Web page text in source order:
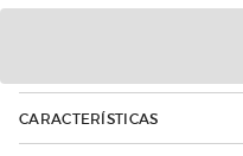
CARACTERÍSTICAS